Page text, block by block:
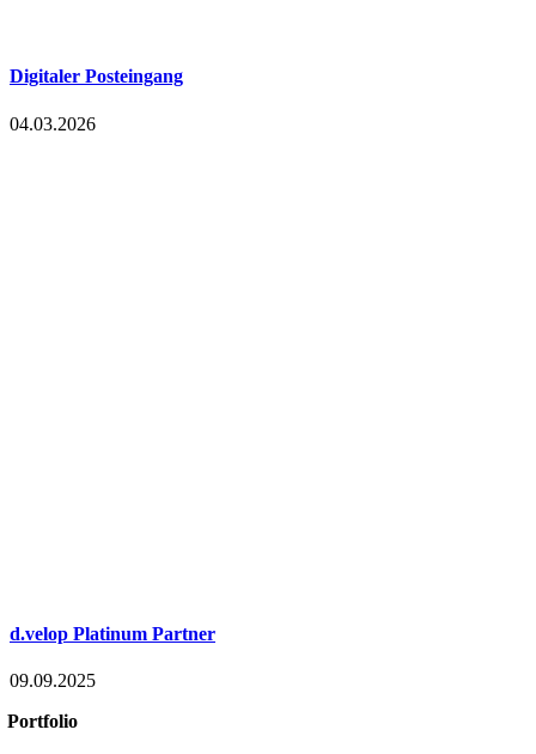
Digitaler Posteingang
04.03.2026
d.velop Platinum Partner
09.09.2025
Portfolio